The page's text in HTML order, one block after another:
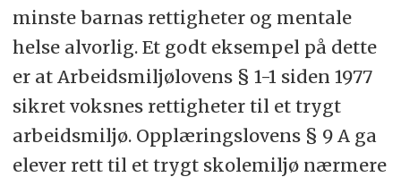
minste barnas rettigheter og mentale
helse alvorlig. Et godt eksempel på dette
er at Arbeidsmiljølovens § 1-1 siden 1977
sikret voksnes rettigheter til et trygt
arbeidsmiljø. Opplæringslovens § 9 A ga
elever rett til et trygt skolemiljø nærmere